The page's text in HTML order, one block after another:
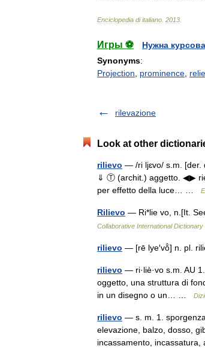
Enciclopedia di italiano 2013
Игры ⚽
Нужна
Synonyms:
Projection
prominence
rilevazione
Look at other
rilievo — /ri ljɛvo/ s.m. [der.
⇓ Ⓣ (archit.) aggetto. ◀▶
per effetto della luce… …
Rilievo — Ri*lie vo, n.[It.
Collaborative International Dictionary
rilievo — [rē lye′vō̂] n. pl.
rilievo — ri·liè·vo s.m. AU
oggetto, una struttura di
in un disegno o un… …
rilievo — s. m. 1.
elevazione, balzo, dosso,
incassamento,